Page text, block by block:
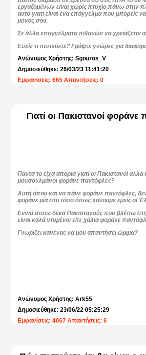
εργαζομένων είναι χωρίς πτυχίο πάνω στην
αυτό γιατι είναι ένα επάγγελμα που μπορείς να
μόνος σου.
Σε άλλα επαγγέλματα πιθανών να χρειάζεται
Εσείς τι πιστεύετε? Γράψτε γνώμες για
Ανώνυμος Χρήστης: Sgouros_V
Δημοσιεύθηκε: 26/03/23 11:41:20
Εμφανίσεις: 665 Απαντήσεις: 0
Γιατί οι Πακιστανοί φοράνε
Πάντα το είχα απορία γιατί οι Πακιστανοί αλλά
μουσουλμάνοι φοράνε παντόφλες?
Αυτή όπου και να πάνε φοράνε παντόφλες, δεν
φοράνε μία στο τόσο όπως κάνουμε εμείς οι
Εννιά στους δέκα Πακιστανούς που βλέπω
είναι καλά ντυμένοι είτε χάλια φοράνε
Γνωρίζει κανένας να μου απαντήσει ώριμα?
Ανώνυμος Χρήστης: Ark55
Δημοσιεύθηκε: 23/06/22 05:25:29
Εμφανίσεις: 4067 Απαντήσεις: 6